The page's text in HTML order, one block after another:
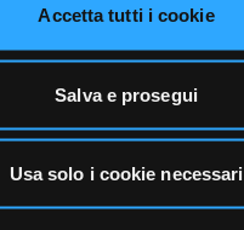
Accetta tutti i cookie
Salva e prosegui
Usa solo i cookie necessari